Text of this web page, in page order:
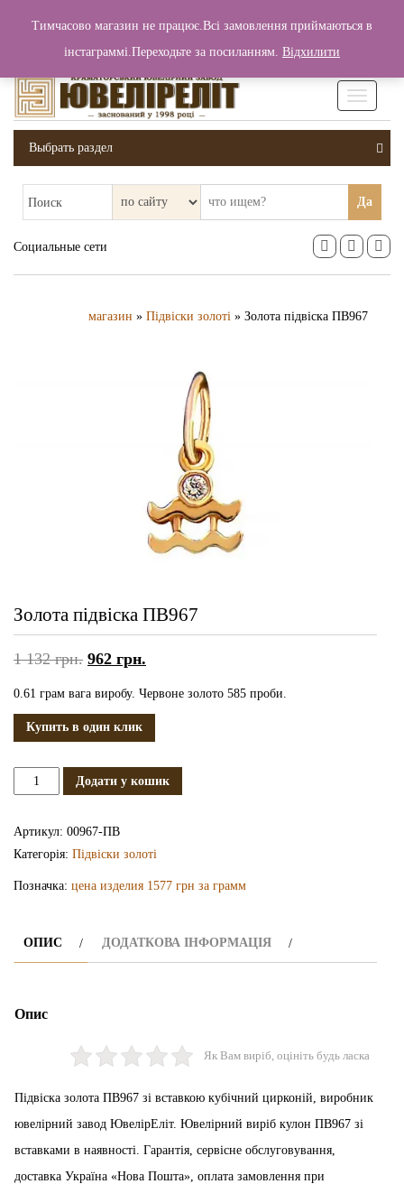
Вход / Регистрация 0 грн.
Выбрать раздел
Поиск Да
Социальные сети
магазин » Підвіски золоті » Золота підвіска ПВ967
Золота підвіска ПВ967
1 132грн. 962 грн.
0.61 грам вага виробу. Червоне золото 585 проби.
Купить в один клик
Золота
Додати у кошик
Артикул: 00967-ПВ
Категорія: Підвіски золоті
Позначка: цена изделия 1577 грн за грамм
ОПИС ДОДАТКОВА ІНФОРМАЦІЯ
Опис
Як Вам виріб, оцініть будь ласка
Підвіска золота ПВ967 зі вставкою кубічний цирконій, виробник
ювелірний завод ЮвелірЕліт. Ювелірний виріб кулон ПВ967 зі
вставками в наявності. Гарантія, сервісне обслуговування,
доставка Україна «Нова Пошта», оплата замовлення при
Тимчасово магазин не працює.Всі замовлення приймаються в
інстаграммі.Переходьте за посиланням. Відхилити